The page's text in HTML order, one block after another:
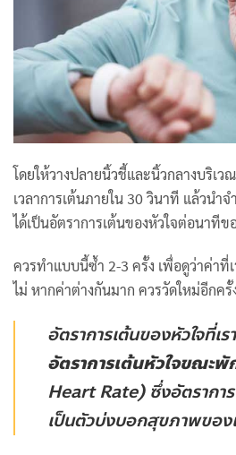
โดยให้วางปลายนิ้วชี้และนิ้วกลางบริเ
เวลาการเต้นภายใน 30 วินาที แล้วนำ
ได้เป็นอัตราการเต้นของหัวใจต่อนาทีข
ควรทำแบบนี้ซ้ำ 2-3 ครั้ง เพื่อดูว่าค่าที่
ไม่ หากค่าต่างกันมาก ควรวัดใหม่อีกครั้
อัตราการเต้นของหัวใจที่เร
อัตราการเต้นหัวใจขณะพั
Heart Rate) ซึ่งอัตราการ
เป็นตัวบ่งบอกสุขภาพของเ